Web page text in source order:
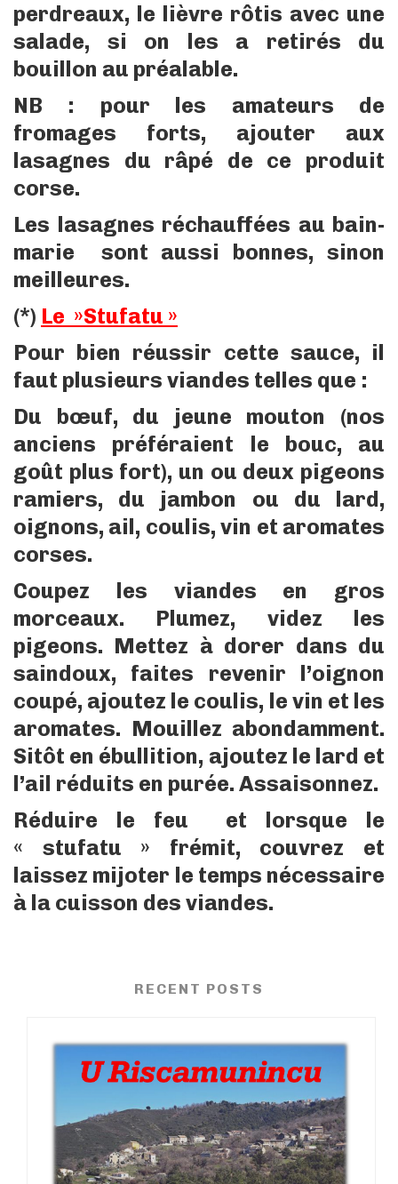
perdreaux, le lièvre rôtis avec une
salade, si on les a retirés du
bouillon au préalable.
NB : pour les amateurs de
fromages forts, ajouter aux
lasagnes du râpé de ce produit
corse.
Les lasagnes réchauffées au bain-
marie sont aussi bonnes, sinon
meilleures.
(*) Le »Stufatu »
Pour bien réussir cette sauce, il
faut plusieurs viandes telles que :
Du bœuf, du jeune mouton (nos
anciens préféraient le bouc, au
goût plus fort), un ou deux pigeons
ramiers, du jambon ou du lard,
oignons, ail, coulis, vin et aromates
corses.
Coupez les viandes en gros
morceaux. Plumez, videz les
pigeons. Mettez à dorer dans du
saindoux, faites revenir l’oignon
coupé, ajoutez le coulis, le vin et les
aromates. Mouillez abondamment.
Sitôt en ébullition, ajoutez le lard et
l’ail réduits en purée. Assaisonnez.
Réduire le feu et lorsque le
« stufatu » frémit, couvrez et
laissez mijoter le temps nécessaire
à la cuisson des viandes.
RECENT POSTS